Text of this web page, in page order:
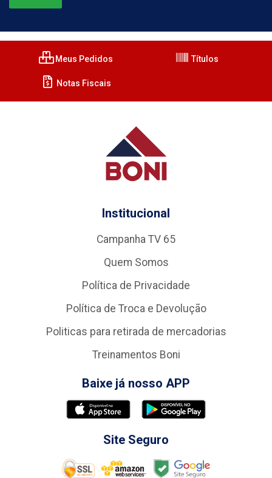
Meus Pedidos Títulos
Notas Fiscais
Institucional
Campanha TV 65
Quem Somos
Política de Privacidade
Política de Troca e Devolução
Politicas para retirada de mercadorias
Treinamentos Boni
Baixe já nosso APP
Site Seguro